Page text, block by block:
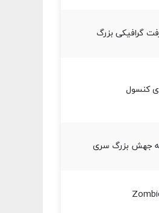
گرافیکی بزرگ
کنسول
جهش بزرگ سری